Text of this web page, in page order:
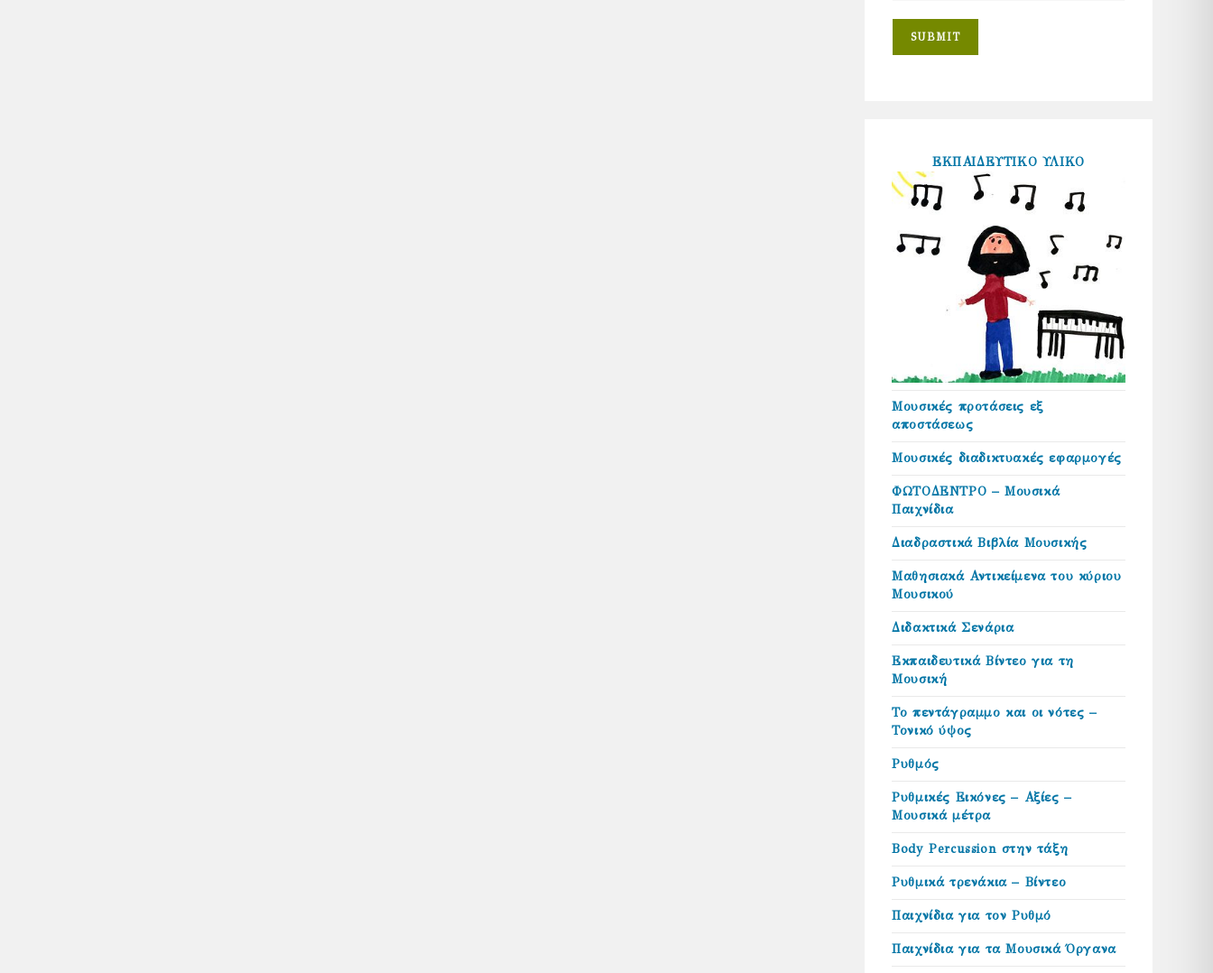
ΕΚΠΑΙΔΕΥΤΙΚΟ ΥΛΙΚΟ
Μουσικές προτάσεις εξ
αποστάσεως
Μουσικές διαδικτυακές εφαρμογές
ΦΩΤΟΔΕΝΤΡΟ – Μουσικά
Παιχνίδια
Διαδραστικά Βιβλία Μουσικής
Μαθησιακά Αντικείμενα του κύριου
Μουσικού
Διδακτικά Σενάρια
Εκπαιδευτικά Βίντεο για τη
Μουσική
Το πεντάγραμμο και οι νότες –
Τονικό ύψος
Ρυθμός
Ρυθμικές Εικόνες – Αξίες –
Μουσικά μέτρα
Body Percussion στην τάξη
Ρυθμικά τρενάκια – Βίντεο
Παιχνίδια για τον Ρυθμό
Παιχνίδια για τα Μουσικά Όργανα